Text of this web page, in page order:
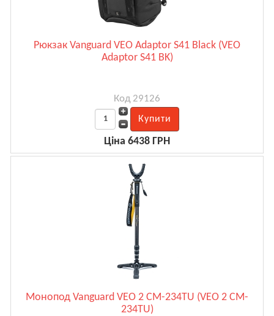
Рюкзак Vanguard VEO Adaptor S41 Black (VEO
Adaptor S41 BK)
Код 29126
Ціна 6438 ГРН
Монопод Vanguard VEO 2 CM-234TU (VEO 2 CM-
234TU)